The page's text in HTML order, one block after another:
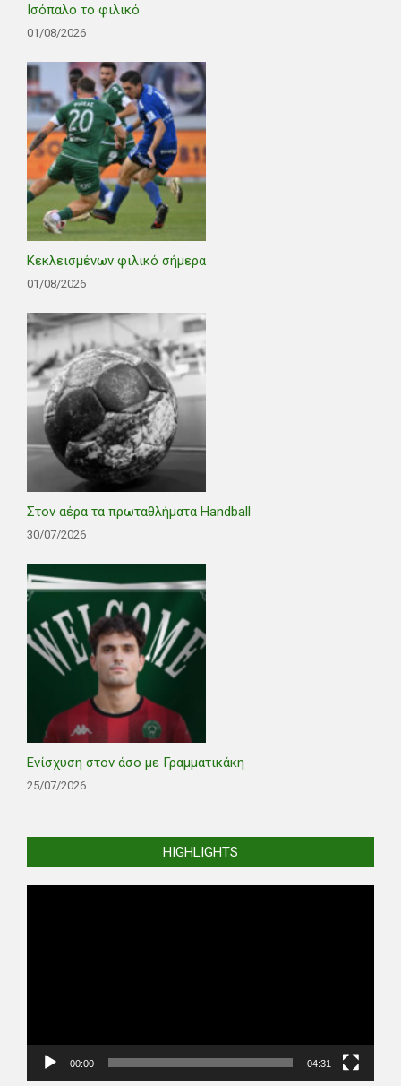
Ισόπαλο το φιλικό
01/08/2026
Κεκλεισμένων φιλικό σήμερα
01/08/2026
Στον αέρα τα πρωταθλήματα Handball
30/07/2026
Ενίσχυση στον άσο με Γραμματικάκη
25/07/2026
HIGHLIGHTS
00:00 04:31